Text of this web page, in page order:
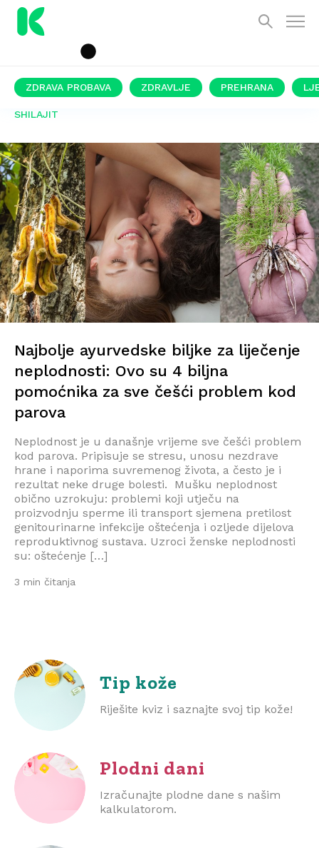
ZDRAVA PROBAVA ZDRAVLJE PREHRANA
SHILAJIT
Najbolje ayurvedske biljke za liječenje
neplodnosti: Ovo su 4 biljna
pomoćnika za sve češći problem kod
parova
Neplodnost je u današnje vrijeme sve češći problem
kod parova. Pripisuje se stresu, unosu nezdrave
hrane i naporima suvremenog života, a često je i
rezultat neke druge bolesti. Mušku neplodnost
obično uzrokuju: problemi koji utječu na
proizvodnju sperme ili transport sjemena pretilost
genitourinarne infekcije oštećenja i ozljede dijelova
reproduktivnog sustava. Uzroci ženske neplodnosti
su: oštećenje […]
3 min čitanja
Tip kože
Riješite kviz i saznajte svoj tip kože!
Plodni dani
Izračunajte plodne dane s našim
kalkulatorom.